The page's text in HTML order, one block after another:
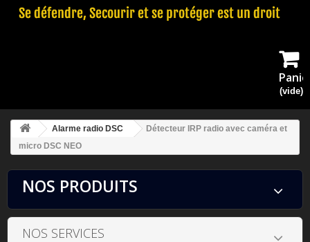
(vide)
Alarme radio DSC
Détecteur IRP radio avec caméra et
micro DSC NEO
NOS PRODUITS
NOS SERVICES